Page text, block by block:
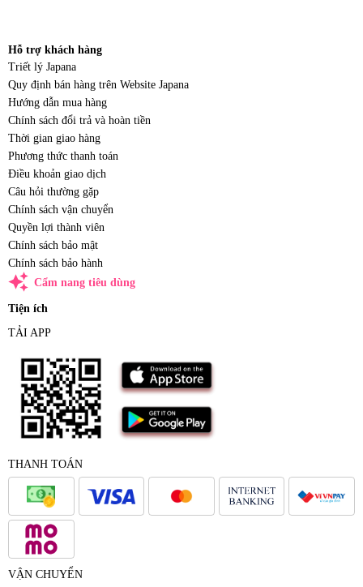
Hỗ trợ khách hàng
Triết lý Japana
Quy định bán hàng trên Website Japana
Hướng dẫn mua hàng
Chính sách đổi trả và hoàn tiền
Thời gian giao hàng
Phương thức thanh toán
Điều khoản giao dịch
Câu hỏi thường gặp
Chính sách vận chuyển
Quyền lợi thành viên
Chính sách bảo mật
Chính sách bảo hành
auto_awesome Cẩm nang tiêu dùng
Tiện ích
TẢI APP
THANH TOÁN
VẬN CHUYỂN